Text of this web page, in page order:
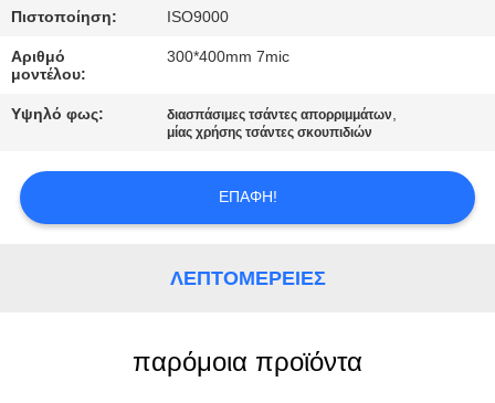
ΕΙΔΉΣΕΙΣ
ΠΕΡΙΠΤΏΣΕΙΣ
Πιστοποίηση: ISO9000
Αριθμό
μοντέλου:
300*400mm 7mic
Υψηλό φως: διασπάσιμες τσάντες απορριμμάτων,
μίας χρήσης τσάντες σκουπιδιών
ΕΠΑΦΉ!
ΛΕΠΤΟΜΈΡΕΙΕΣ
παρόμοια προϊόντα